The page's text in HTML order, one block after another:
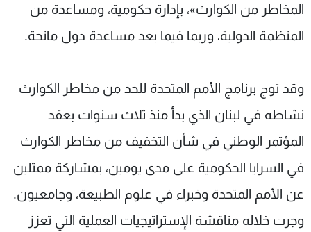
المخاطر من الكوارث»، بإدارة حكومية، ومساعدة من
المنظمة الدولية، وربما فيما بعد مساعدة دول مانحة.
وقد توج برنامج الأمم المتحدة للحد من مخاطر الكوارث
نشاطه في لبنان الذي بدأ منذ ثلاث سنوات بعقد
المؤتمر الوطني في شأن التخفيف من مخاطر الكوارث
في السرايا الحكومية على مدى يومين، بمشاركة ممثلين
عن الأمم المتحدة وخبراء في علوم الطبيعة، وجامعيون.
وجرت خلاله مناقشة الإستراتيجيات العملية التي تعزز